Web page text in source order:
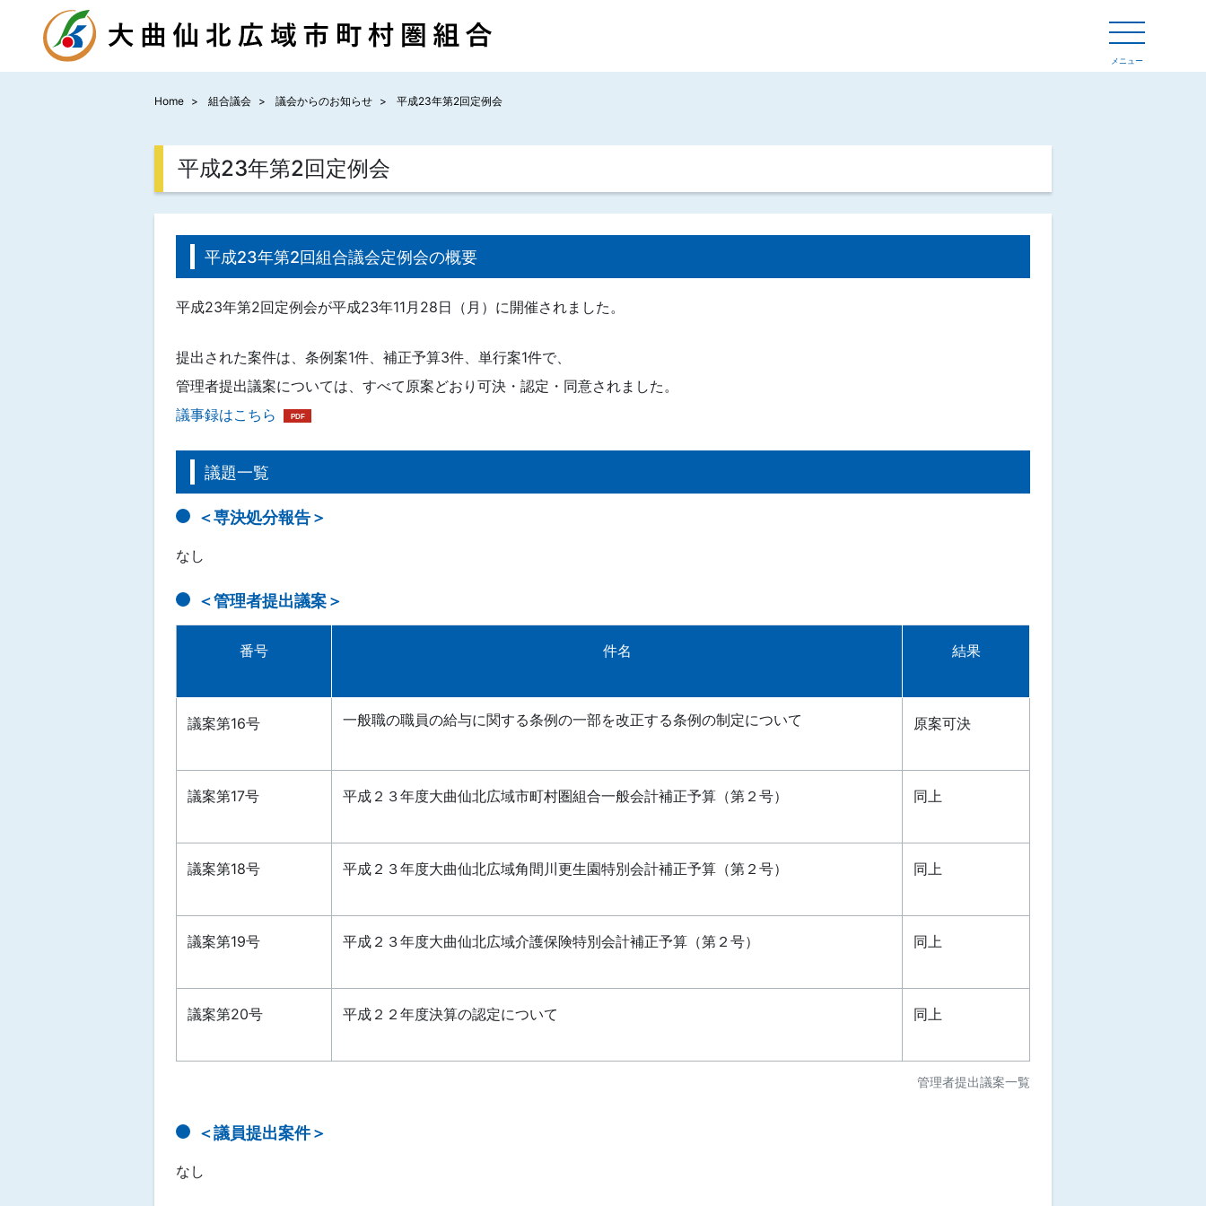
Home 組合議会 議会からのお知らせ 平成23年第2回定例会
平成23年第2回定例会
平成23年第2回組合議会定例会の概要
平成23年第2回定例会が平成23年11月28日（月）に開催されました。
提出された案件は、条例案1件、補正予算3件、単行案1件で、
管理者提出議案については、すべて原案どおり可決・認定・同意されました。
議事録はこちら
議題一覧
＜専決処分報告＞
なし
＜管理者提出議案＞
管理者提出議案一覧
番号 件名 結果
議案第16号 一般職の職員の給与に関する条例の一部を改正する条例の制定について 原案可決
議案第17号 平成２３年度大曲仙北広域市町村圏組合一般会計補正予算（第２号） 同上
議案第18号 平成２３年度大曲仙北広域角間川更生園特別会計補正予算（第２号） 同上
議案第19号 平成２３年度大曲仙北広域介護保険特別会計補正予算（第２号） 同上
議案第20号 平成２２年度決算の認定について 同上
＜議員提出案件＞
なし